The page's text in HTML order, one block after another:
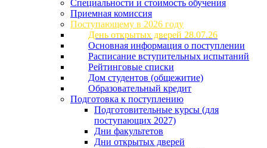
Специальности и стоимость обучения
Приемная комиссия
Поступающему в 2026 году
День открытых дверей 28.07.26
Основная информация о поступлении
Расписание вступительных испытаний
Рейтинговые списки
Дом студентов (общежитие)
Образовательный кредит
Подготовка к поступлению
Подготовительные курсы (для
поступающих 2027)
Дни факультетов
Дни открытых дверей